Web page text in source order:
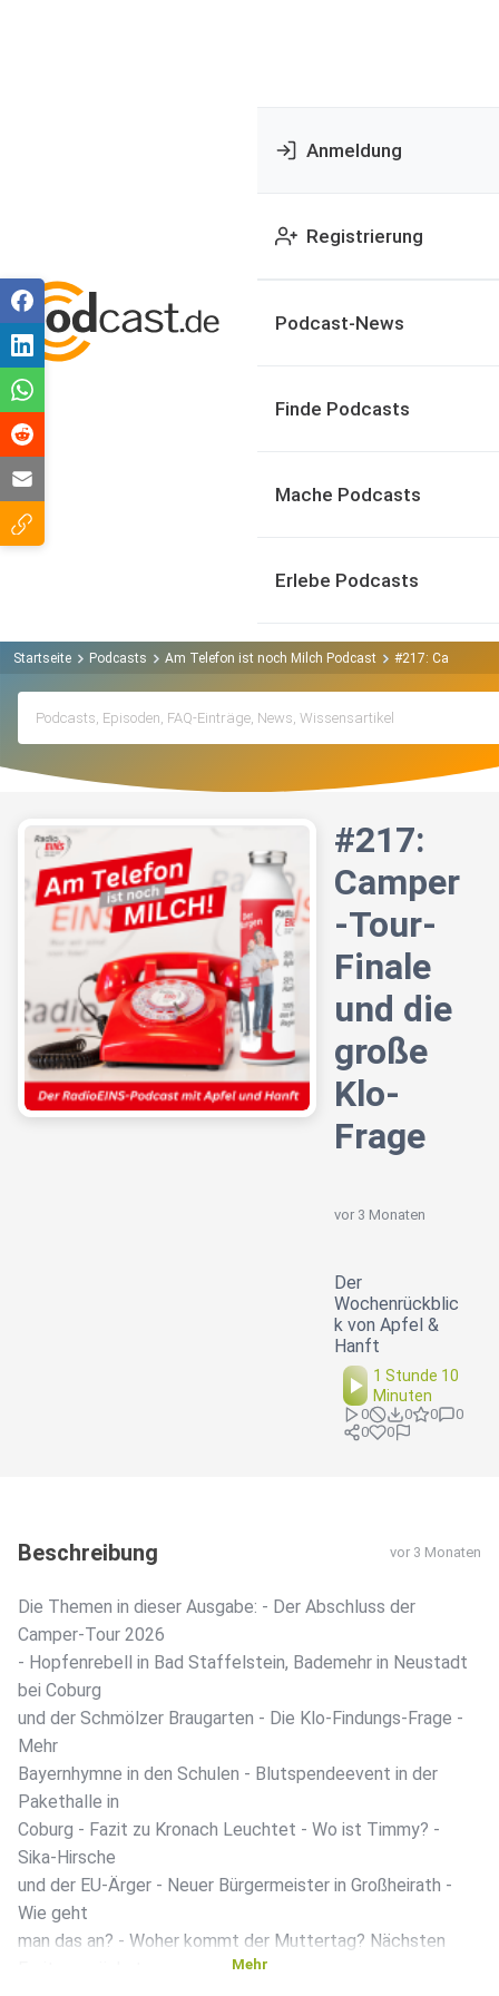
Anmeldung
Registrierung
Podcast-News
Finde Podcasts
Mache Podcasts
Erlebe Podcasts
Startseite Podcasts Am Telefon ist noch Milch Podcast #217: Camper-
#217:
Camper
-Tour-
Finale
und die
große
Klo-
Frage
vor 3 Monaten
Der
Wochenrückblic
k von Apfel &
Hanft
1 Stunde 10
Minuten
0 0 0
0
0
0
Beschreibung vor 3 Monaten
Die Themen in dieser Ausgabe: - Der Abschluss der
Camper-Tour 2026
- Hopfenrebell in Bad Staffelstein, Bademehr in Neustadt
bei Coburg
und der Schmölzer Braugarten - Die Klo-Findungs-Frage -
Mehr
Bayernhymne in den Schulen - Blutspendeevent in der
Pakethalle in
Coburg - Fazit zu Kronach Leuchtet - Wo ist Timmy? -
Sika-Hirsche
und der EU-Ärger - Neuer Bürgermeister in Großheirath -
Wie geht
man das an? - Woher kommt der Muttertag? Nächsten
Mehr